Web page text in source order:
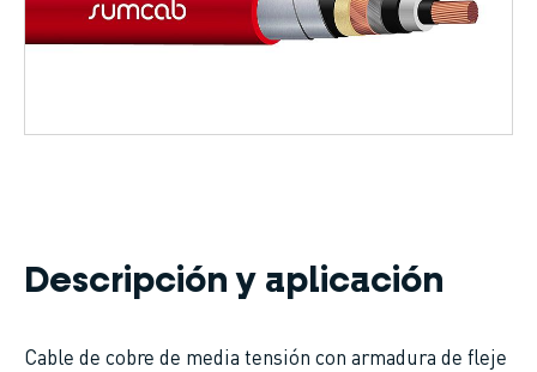
ayuda
navegación
Descripción y aplicación
Cable de cobre de media tensión con armadura de fleje